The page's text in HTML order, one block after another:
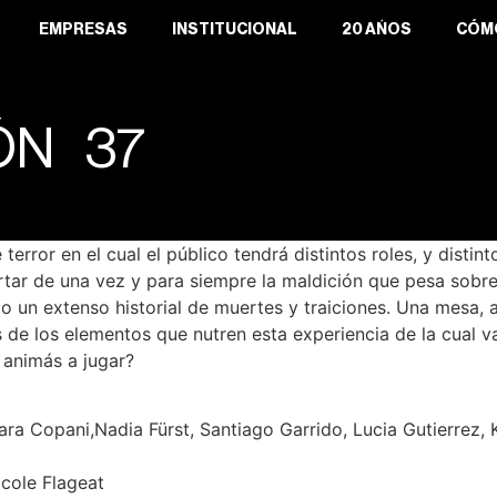
EMPRESAS INSTITUCIONAL 20 AÑOS
37
en el cual el público tendrá distintos roles, y
de una vez y para siempre la maldición que pesa
extenso historial de muertes y traiciones. Una mesa,
los elementos que nutren esta experiencia de la cual
a jugar?
Copani,Nadia Fürst, Santiago Garrido, Lucia Gutierrez,
Flageat